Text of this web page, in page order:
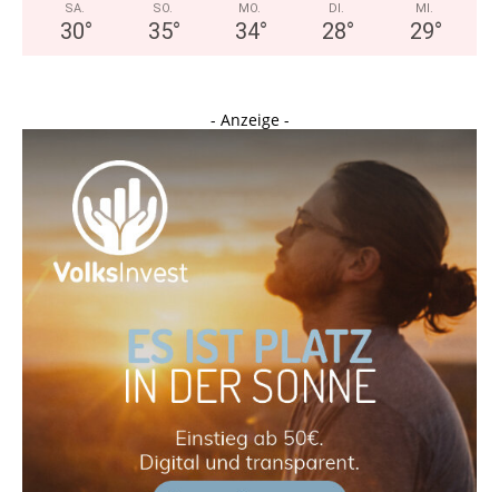
SA.
30°
SO.
35°
MO.
34°
DI.
28°
MI.
29°
- Anzeige -